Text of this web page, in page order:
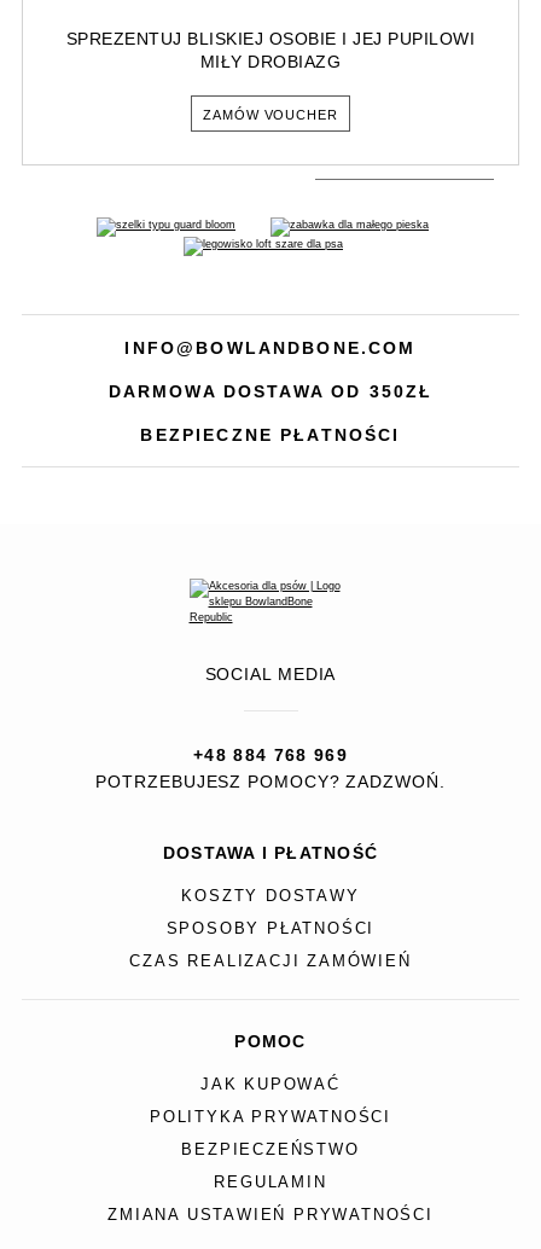
SPREZENTUJ BLISKIEJ OSOBIE I JEJ PUPILOWI
MIŁY DROBIAZG
ZAMÓW VOUCHER
INFO@BOWLANDBONE.COM
DARMOWA DOSTAWA OD 350ZŁ
BEZPIECZNE PŁATNOŚCI
SOCIAL MEDIA
+48 884 768 969
POTRZEBUJESZ POMOCY? ZADZWOŃ.
DOSTAWA I PŁATNOŚĆ
KOSZTY DOSTAWY
SPOSOBY PŁATNOŚCI
CZAS REALIZACJI ZAMÓWIEŃ
POMOC
JAK KUPOWAĆ
POLITYKA PRYWATNOŚCI
BEZPIECZEŃSTWO
REGULAMIN
ZMIANA USTAWIEŃ PRYWATNOŚCI